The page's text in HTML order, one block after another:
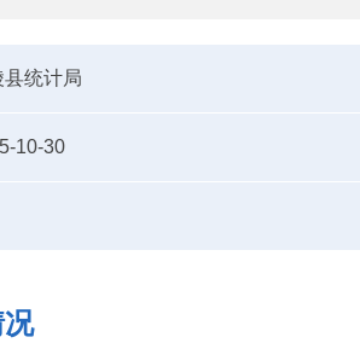
县统计局
10-30